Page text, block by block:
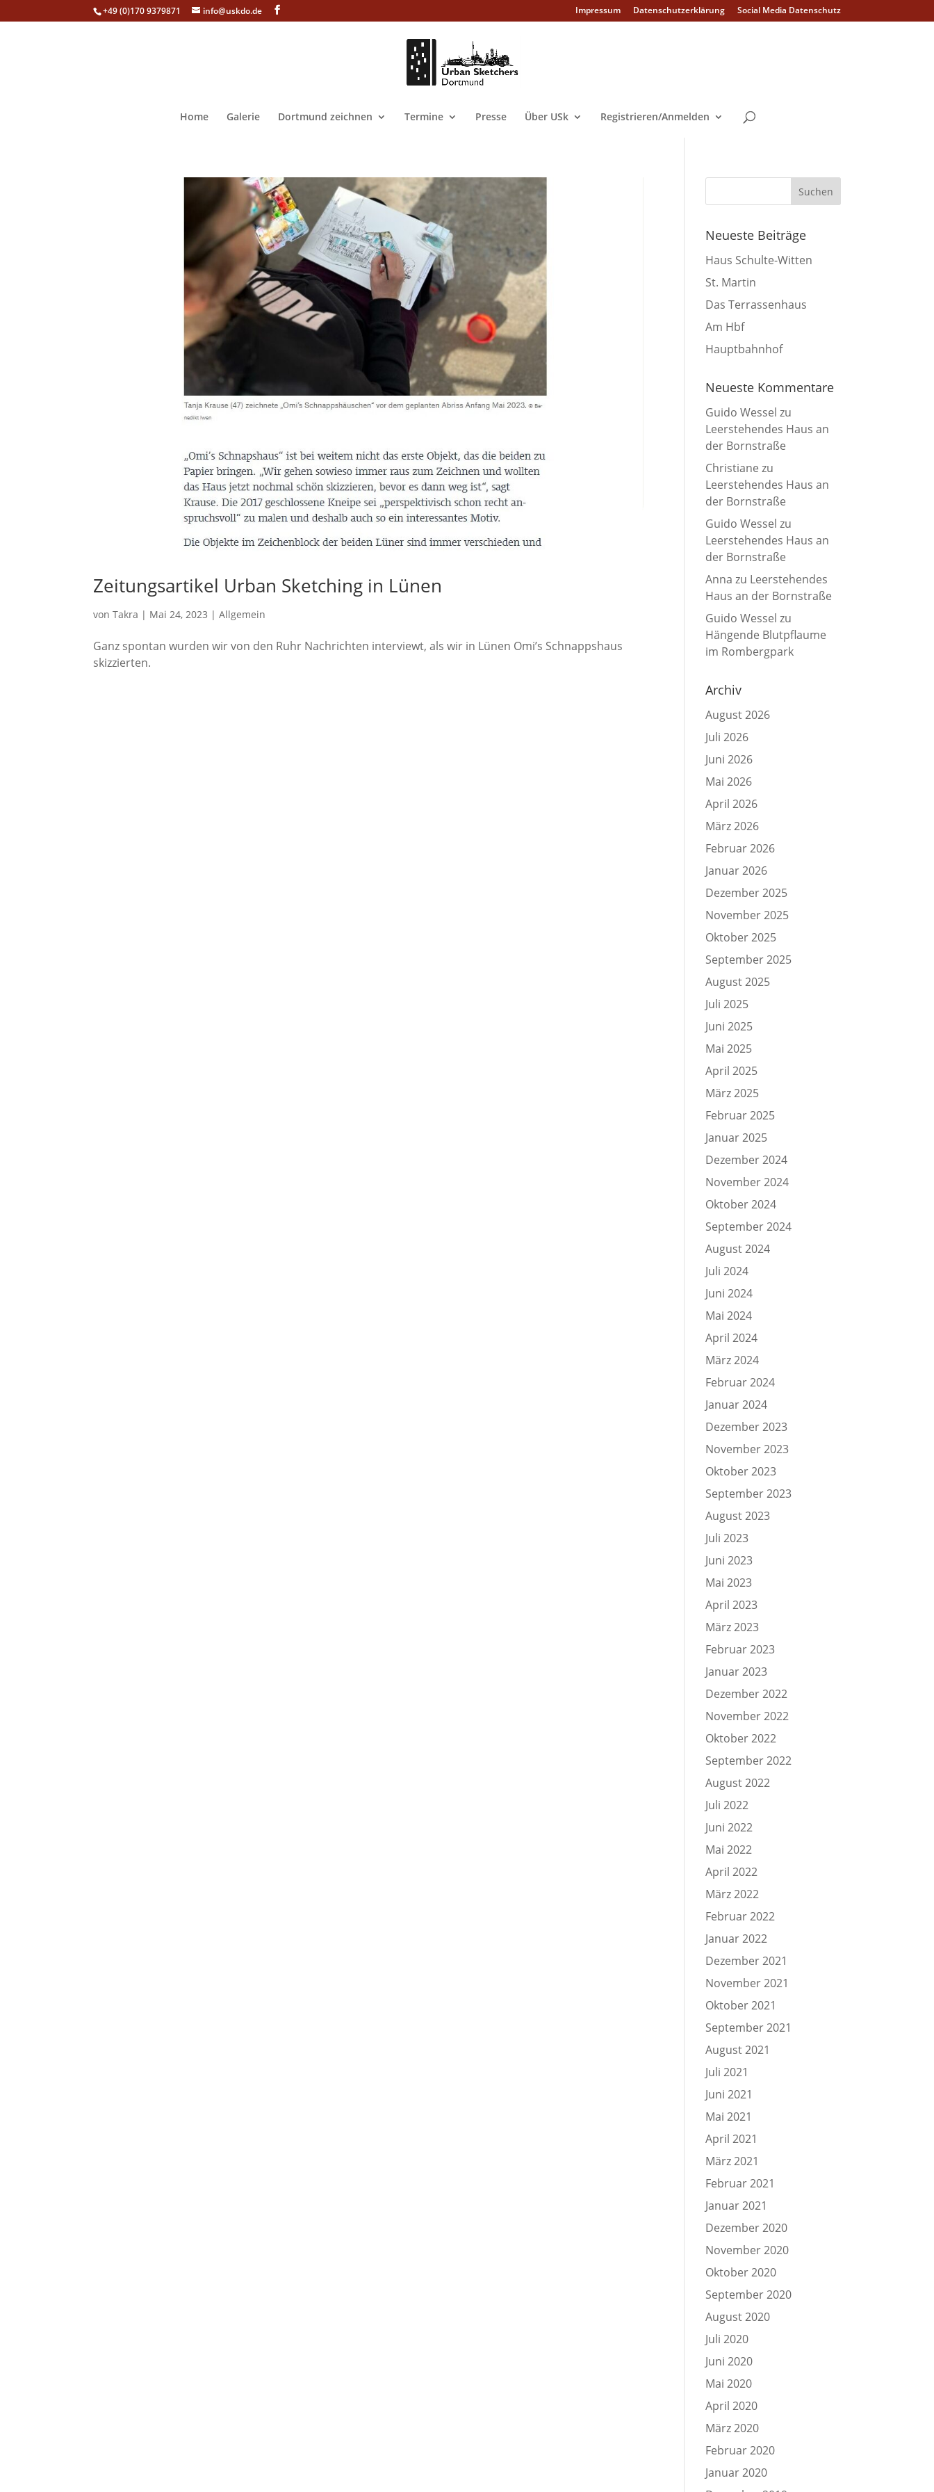
+49 (0)170 9379871 info@uskdo.de Impressum Datenschutzerklärung Social Media Datenschutz
Home Galerie Dortmund zeichnen Termine Presse Über USk Registrieren/Anmelden
Zeitungsartikel Urban Sketching in Lünen
vonTakra | Mai 24, 2023 |Allgemein
Ganz spontan wurden wir von den Ruhr Nachrichten interviewt, als wir in Lünen Omi’s Schnappshaus
skizzierten.
Neueste Beiträge
Haus Schulte-Witten
St. Martin
Das Terrassenhaus
Am Hbf
Hauptbahnhof
Neueste Kommentare
Guido Wessel zu
Leerstehendes Haus an
der Bornstraße
Christiane zu
Leerstehendes Haus an
der Bornstraße
Guido Wessel zu
Leerstehendes Haus an
der Bornstraße
Anna zu Leerstehendes
Haus an der Bornstraße
Guido Wessel zu
Hängende Blutpflaume
im Rombergpark
Archiv
August 2026
Juli 2026
Juni 2026
Mai 2026
April 2026
März 2026
Februar 2026
Januar 2026
Dezember 2025
November 2025
Oktober 2025
September 2025
August 2025
Juli 2025
Juni 2025
Mai 2025
April 2025
März 2025
Februar 2025
Januar 2025
Dezember 2024
November 2024
Oktober 2024
September 2024
August 2024
Juli 2024
Juni 2024
Mai 2024
April 2024
März 2024
Februar 2024
Januar 2024
Dezember 2023
November 2023
Oktober 2023
September 2023
August 2023
Juli 2023
Juni 2023
Mai 2023
April 2023
März 2023
Februar 2023
Januar 2023
Dezember 2022
November 2022
Oktober 2022
September 2022
August 2022
Juli 2022
Juni 2022
Mai 2022
April 2022
März 2022
Februar 2022
Januar 2022
Dezember 2021
November 2021
Oktober 2021
September 2021
August 2021
Juli 2021
Juni 2021
Mai 2021
April 2021
März 2021
Februar 2021
Januar 2021
Dezember 2020
November 2020
Oktober 2020
September 2020
August 2020
Juli 2020
Juni 2020
Mai 2020
April 2020
März 2020
Februar 2020
Januar 2020